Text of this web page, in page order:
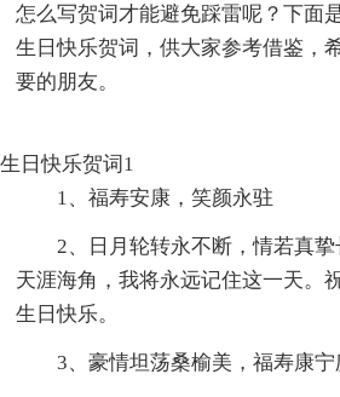
怎么写贺词才能避免踩雷呢？下面
生日快乐贺词，供大家参考借鉴，
要的朋友。
生日快乐贺词1
1、福寿安康，笑颜永驻
2、日月轮转永不断，情若真
天涯海角，我将永远记住这一天。
生日快乐。
3、豪情坦荡桑榆美，福寿康宁